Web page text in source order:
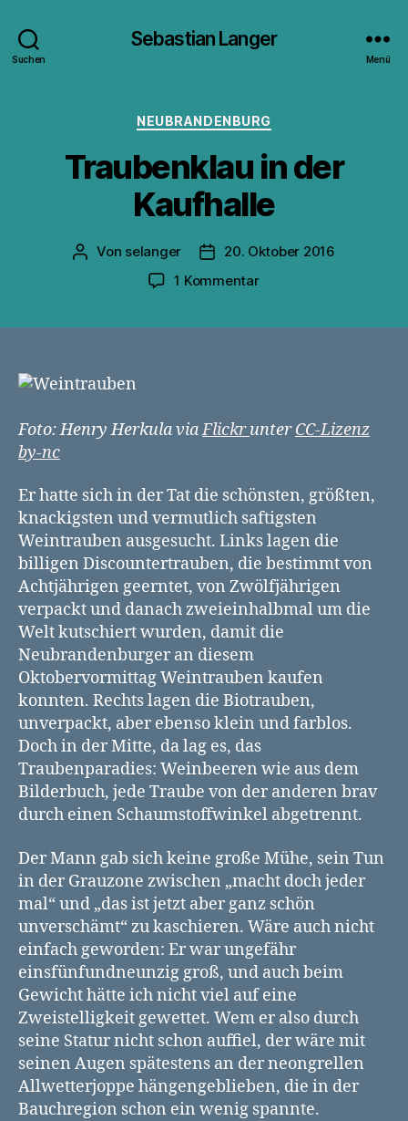
Suchen
Sebastian Langer
Menü
Kategorien
NEUBRANDENBURG
Traubenklau in der
Kaufhalle
Beitragsautor
Von selanger Veröffentlichungsdatum
20. Oktober 2016
1 Kommentarzu
Foto: Henry Herkula viaFlickrunterCC-Lizenz
by-nc
Er hatte sich in der Tat die schönsten, größten,
knackigsten und vermutlich saftigsten
Weintrauben ausgesucht. Links lagen die
billigen Discountertrauben, die bestimmt von
Achtjährigen geerntet, von Zwölfjährigen
verpackt und danach zweieinhalbmal um die
Welt kutschiert wurden, damit die
Neubrandenburger an diesem
Oktobervormittag Weintrauben kaufen
konnten. Rechts lagen die Biotrauben,
unverpackt, aber ebenso klein und farblos.
Doch in der Mitte, da lag es, das
Traubenparadies: Weinbeeren wie aus dem
Bilderbuch, jede Traube von der anderen brav
durch einen Schaumstoffwinkel abgetrennt.
Der Mann gab sich keine große Mühe, sein Tun
in der Grauzone zwischen „macht doch jeder
mal“ und „das ist jetzt aber ganz schön
unverschämt“ zu kaschieren. Wäre auch nicht
einfach geworden: Er war ungefähr
einsfünfundneunzig groß, und auch beim
Gewicht hätte ich nicht viel auf eine
Zweistelligkeit gewettet. Wem er also durch
seine Statur nicht schon auffiel, der wäre mit
seinen Augen spätestens an der neongrellen
Allwetterjoppe hängengeblieben, die in der
Bauchregion schon ein wenig spannte.